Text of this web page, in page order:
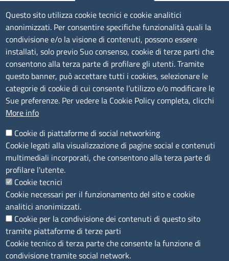
Imperia 0183 7931 - La Spezia 0187 7281
Amministrazione Trasparente
Consulta tutte le sezioni
Bilanci
Bandi di concorso
Procedimenti
Provvedimenti
Sito web
Note legali
Privacy policy
Dichiarazione di accessibilità
Redazione
Credits
Accesso riservato
Aziende speciali
Questo sito utilizza cookie tecnici e cookie analitici
anonimizzati. Per consentire specifiche funzionalità quali la
condivisione e/o la visione di contenuti, possono essere
installati, solo previo Suo consenso, cookie di terze parti che
consentono alla terza parte di profilare gli utenti. Tramite
questo banner, può accettare tutti i cookies, selezionare le
categorie di cookie di cui consente l’utilizzo e/o modificare le
Sue preferenze. Per vedere la Cookie Policy completa, clicchi
More info
Cookie di piattaforme di social networking
Cookie legati alla visualizzazione di pagine social e contenuti
multimediali incorporati, che consentono alla terza parte di
profilare l'utente.
Cookie tecnici
Cookie necessari per il funzionamento del sito e cookie
analitici anonimizzati.
Cookie per la condivisione dei contenuti di questo sito
tramite piattaforme di terze parti
Cookie tecnico di terza parte che consente la funzione di
condivisione tramite social network.